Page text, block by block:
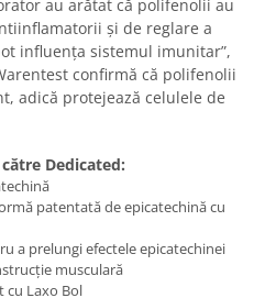
au arătat că polifenolii au
și de reglare a
influența sistemul imunitar”,
confirmă că polifenolii
adică protejează celulele de
Dedicated:
patentată de epicatechină cu
a prelungi efectele epicatechinei
musculară
cu Laxo Bol